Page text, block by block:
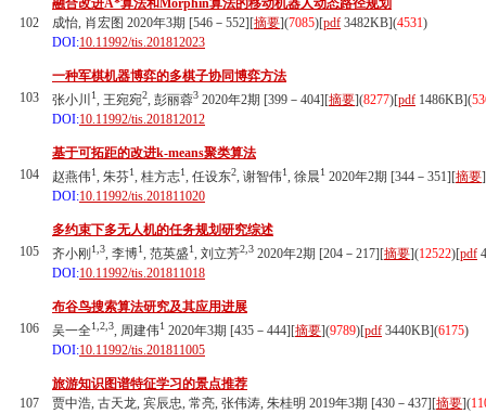
102
融合改进A*算法和Morphin算法的移动机器人动态路径规划
成怡, 肖宏图 2020年3期 [546－552][摘要](7085)[pdf 3482KB](4531)
DOI:10.11992/tis.201812023
103
一种军棋机器博弈的多棋子协同博弈方法
张小川 1, 王宛宛2, 彭丽蓉3 2020年2期 [399－404][摘要](8277)[pdf 1486KB](
DOI:10.11992/tis.201812012
104
基于可拓距的改进k-means聚类算法
赵燕伟1, 朱芬1, 桂方志1, 任设东2, 谢智伟1, 徐晨1 2020年2期 [344－351][摘要
DOI:10.11992/tis.201811020
105
多约束下多无人机的任务规划研究综述
齐小刚 1,3, 李博1, 范英盛1, 刘立芳2,3 2020年2期 [204－217][摘要](12522)[pdf
DOI:10.11992/tis.201811018
106
布谷鸟搜索算法研究及其应用进展
吴一全1,2,3, 周建伟1 2020年3期 [435－444][摘要](9789)[pdf 3440KB](6175)
DOI:10.11992/tis.201811005
107
旅游知识图谱特征学习的景点推荐
贾中浩, 古天龙, 宾辰忠, 常亮, 张伟涛, 朱桂明 2019年3期 [430－437][摘要](